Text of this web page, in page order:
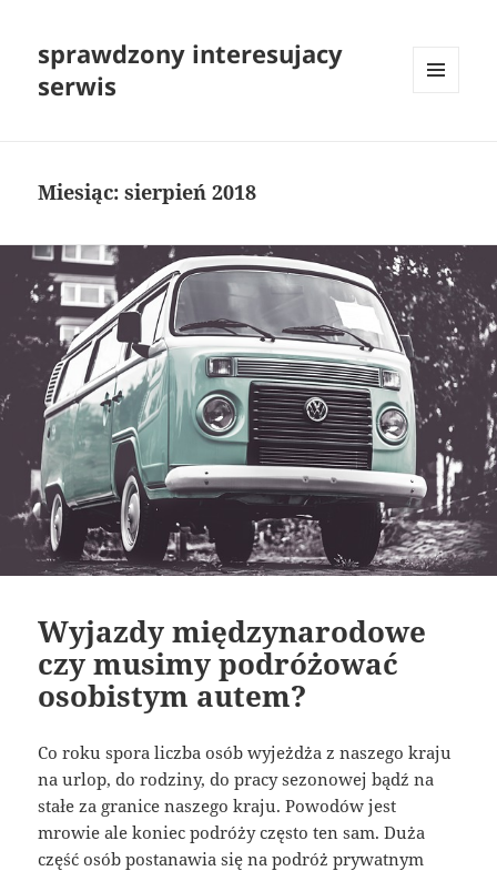
sprawdzony interesujacy
serwis
Miesiąc:sierpień 2018
Wyjazdy międzynarodowe
czy musimy podróżować
osobistym autem?
Co roku spora liczba osób wyjeżdża z naszego kraju
na urlop, do rodziny, do pracy sezonowej bądź na
stałe za granice naszego kraju. Powodów jest
mrowie ale koniec podróży często ten sam. Duża
część osób postanawia się na podróż prywatnym